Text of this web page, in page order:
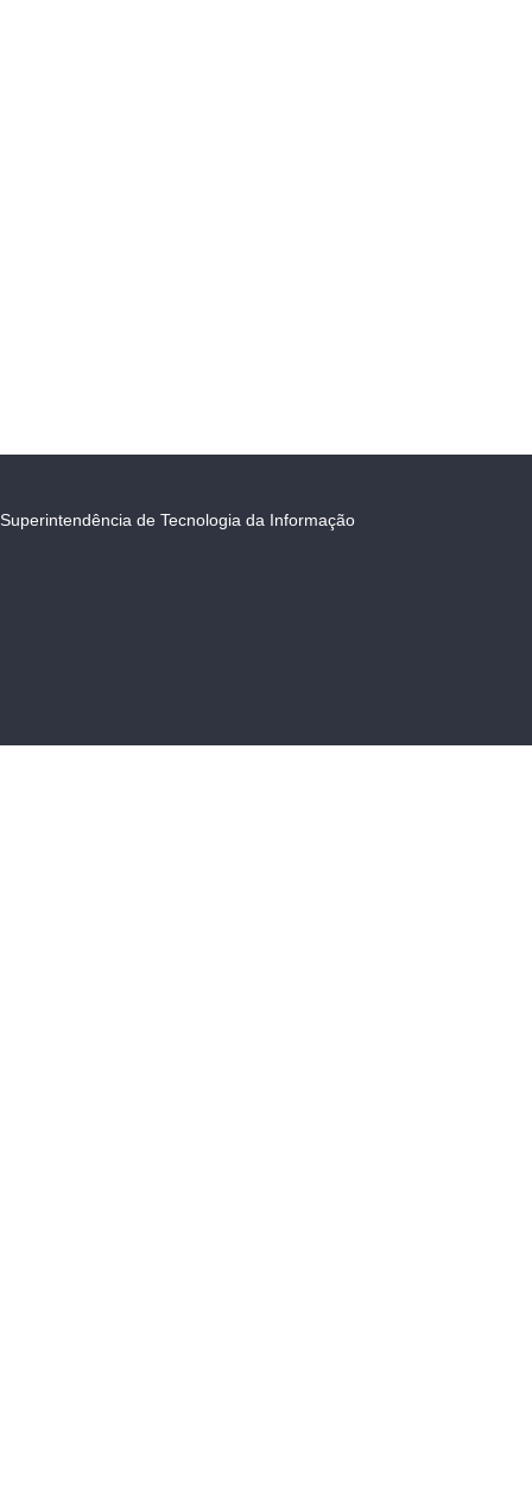
Superintendência de Tecnologia da Informação